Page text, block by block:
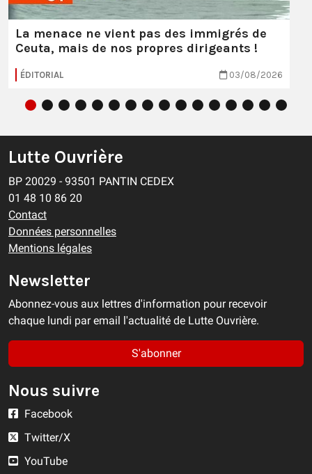
La menace ne vient pas des immigrés de
Ceuta, mais de nos propres dirigeants !
ÉDITORIAL 03/08/2026
Lutte Ouvrière
BP 20029 - 93501 PANTIN CEDEX
01 48 10 86 20
Contact
Données personnelles
Mentions légales
Newsletter
Abonnez-vous aux lettres d'information pour recevoir
chaque lundi par email l'actualité de Lutte Ouvrière.
S'abonner
Nous suivre
Facebook
Twitter/X
YouTube